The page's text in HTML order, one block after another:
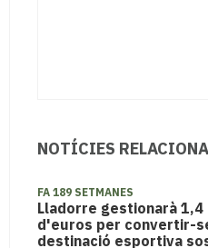
NOTÍCIES
FA 189 SETMANES
Lladorre gestionarà 1,4
d'euros per convertir-
destinació esportiva